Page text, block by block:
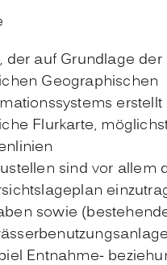
der auf Grundlage
Geographischen
erstellt
Flurkarte,
sind vor allem
sowie
Entnahme-